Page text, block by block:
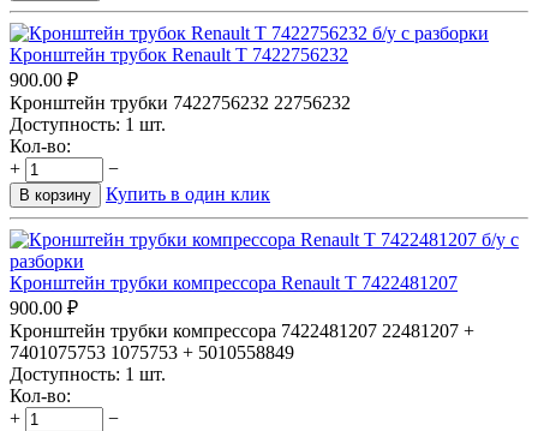
Кронштейн трубок Renault T 7422756232
900.00 ₽
Кронштейн трубки 7422756232 22756232
Доступность: 1 шт.
Кол-во:
+
−
В корзину Купить в один клик
Кронштейн трубки компрессора Renault T 7422481207
900.00 ₽
Кронштейн трубки компрессора 7422481207 22481207 +
7401075753 1075753 + 5010558849
Доступность: 1 шт.
Кол-во:
+
−